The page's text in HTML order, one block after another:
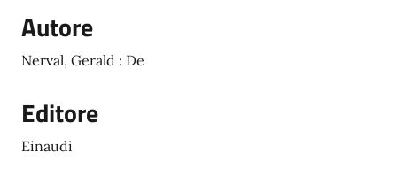
Autore
Nerval, Gerald : De
Editore
Einaudi